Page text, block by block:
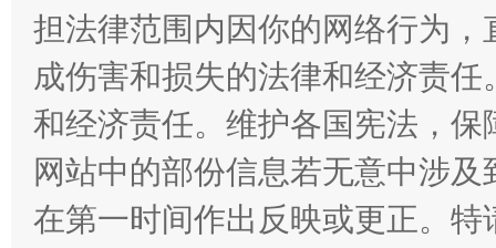
习近平的博鳌关键词
魏明亮
担法律范围内因你的网络行为
成伤害和损失的法律和经济责
和经济责任。维护各国宪法，
网站中的部份信息若无意中涉
在第一时间作出反映或更正。